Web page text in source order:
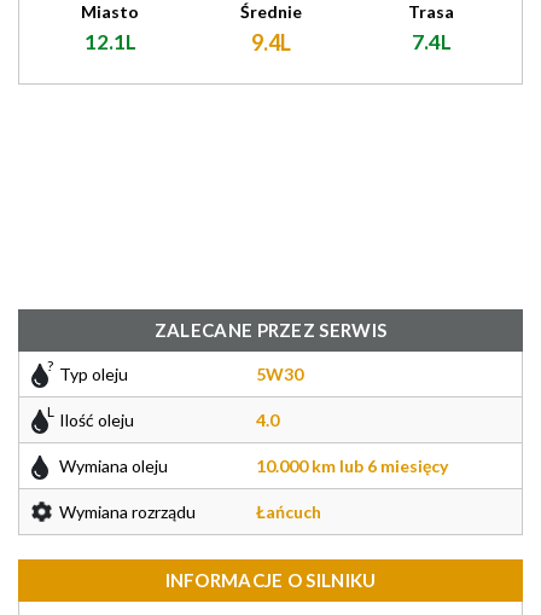
Miasto
12.1L
Średnie
9.4L
Trasa
7.4L
ZALECANE PRZEZ SERWIS
Typ oleju 5W30
Ilość oleju 4.0
Wymiana oleju 10.000 km lub 6 miesięcy
Wymiana rozrządu Łańcuch
INFORMACJE O SILNIKU